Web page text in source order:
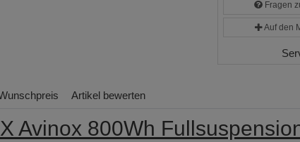
Fragen
Auf den
Artikel bewerten
Avinox 800Wh